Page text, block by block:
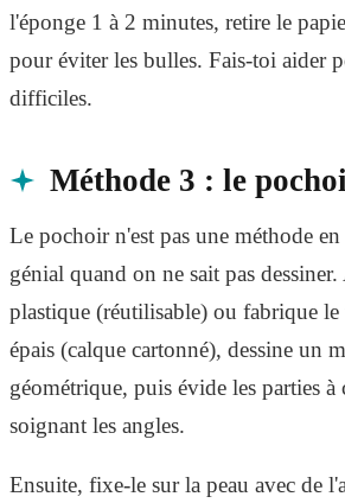
l'éponge 1 à 2 minutes, retire le
pour éviter les bulles. Fais-toi aider
difficiles.
Méthode 3 : le
Le pochoir n'est pas une méthode
génial quand on ne sait pas
plastique (réutilisable) ou fabrique
épais (calque cartonné), dessine un
géométrique, puis évide les parties à
soignant les angles.
Ensuite, fixe-le sur la peau avec de